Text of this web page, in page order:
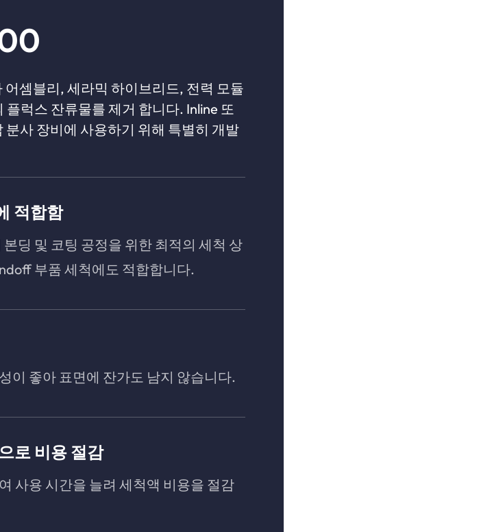
어셈블리, 세라믹 하이브리드, 전력 모듈
럭스 잔류물를 제거 합니다. Inline 또
분사 장비에 사용하기 위해 특별히 개발
적합함
딩 및 코팅 공정을 위한 최적의 세척 상
부품 세척에도 적합합니다.
이 좋아 표면에 잔가도 남지 않습니다.
로 비용 절감
사용 시간을 늘려 세척액 비용을 절감